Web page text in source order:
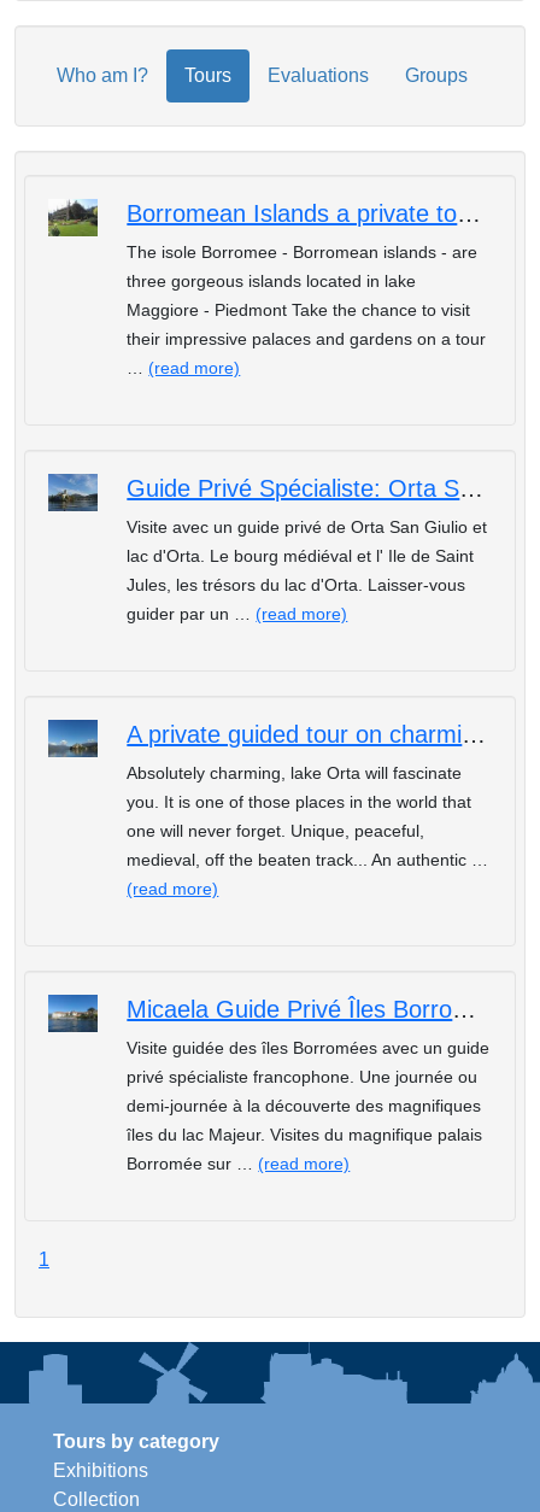
Who am I? Tours Evaluations Groups
Borromean Islands a private tour with an experienced local guide
The isole Borromee - Borromean islands - are
three gorgeous islands located in lake
Maggiore - Piedmont Take the chance to visit
their impressive palaces and gardens on a tour
…(read more)
Guide Privé Spécialiste: Orta San Giulio et lac d'Orta
Visite avec un guide privé de Orta San Giulio et
lac d'Orta. Le bourg médiéval et l' Ile de Saint
Jules, les trésors du lac d'Orta. Laisser-vous
guider par un …(read more)
A private guided tour on charming lake Orta
Absolutely charming, lake Orta will fascinate
you. It is one of those places in the world that
one will never forget. Unique, peaceful,
medieval, off the beaten track... An authentic …
(read more)
Micaela Guide Privé Îles Borromées: guide spécialiste francophone
Visite guidée des îles Borromées avec un guide
privé spécialiste francophone. Une journée ou
demi-journée à la découverte des magnifiques
îles du lac Majeur. Visites du magnifique palais
Borromée sur …(read more)
1
Tours by category
Exhibitions
Collection